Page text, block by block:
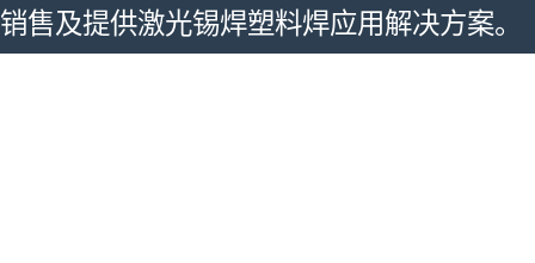
销售及提供激光锡焊塑料焊应用解决方案。